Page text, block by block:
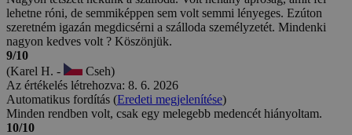
lehetne róni, de semmiképpen sem volt semmi lényeges. Ezúton
szeretném igazán megdicsérni a szálloda személyzetét. Mindenki
nagyon kedves volt ? Köszönjük.
9/10
(Karel H. -
Cseh)
Az értékelés létrehozva: 8. 6. 2026
Automatikus fordítás (Eredeti megjelenítése)
Minden rendben volt, csak egy melegebb medencét hiányoltam.
10/10